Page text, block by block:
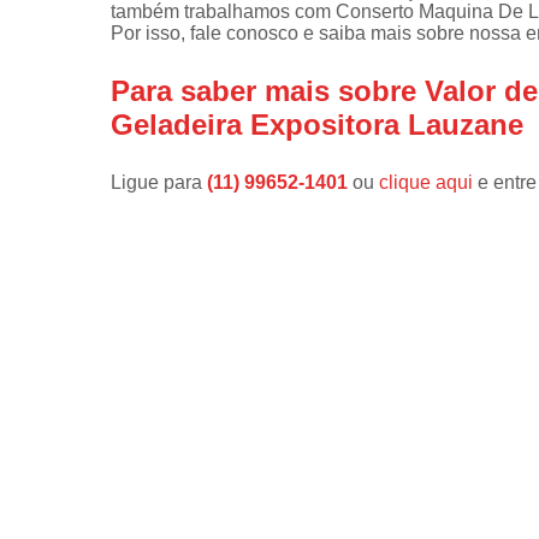
Instalações
de fogão
em freezer
também trabalhamos com Conserto Maquina De
Por isso, fale conosco e saiba mais sobre nossa
Para saber mais sobre Valor
Geladeira Expositora Lauzane
Ligue para (11) 99652-1401 ou clique aqui e